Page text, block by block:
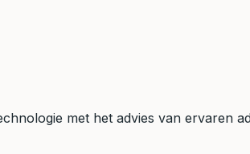
met het advies van ervaren